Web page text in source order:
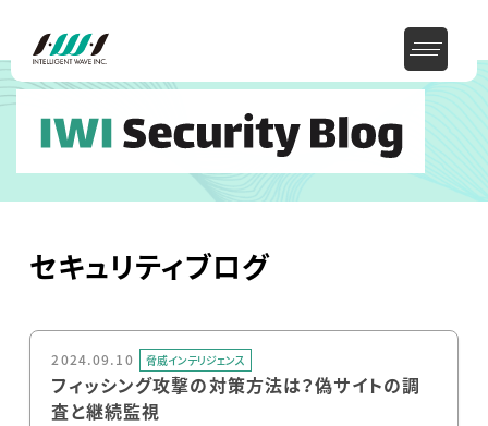
セキュリティブログ
2024.09.10 脅威インテリジェンス
フィッシング攻撃の対策方法は？偽サイトの調
査と継続監視